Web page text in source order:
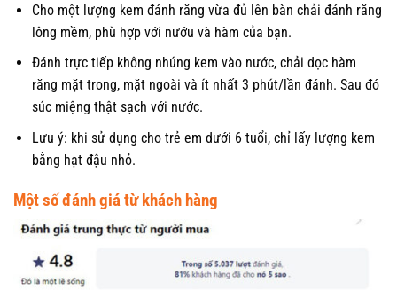
Cho một lượng kem đánh răng vừa đủ lên bàn chải đánh răng
lông mềm, phù hợp với nướu và hàm của bạn.
Đánh trực tiếp không nhúng kem vào nước, chải dọc hàm
răng mặt trong, mặt ngoài và ít nhất 3 phút/lần đánh. Sau đó
súc miệng thật sạch với nước.
Lưu ý: khi sử dụng cho trẻ em dưới 6 tuổi, chỉ lấy lượng kem
bằng hạt đậu nhỏ.
Một số đánh giá từ khách hàng